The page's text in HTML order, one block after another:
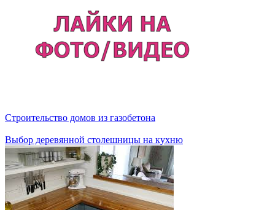
Строительство домов из газобетона
Выбор деревянной столешницы на кухню